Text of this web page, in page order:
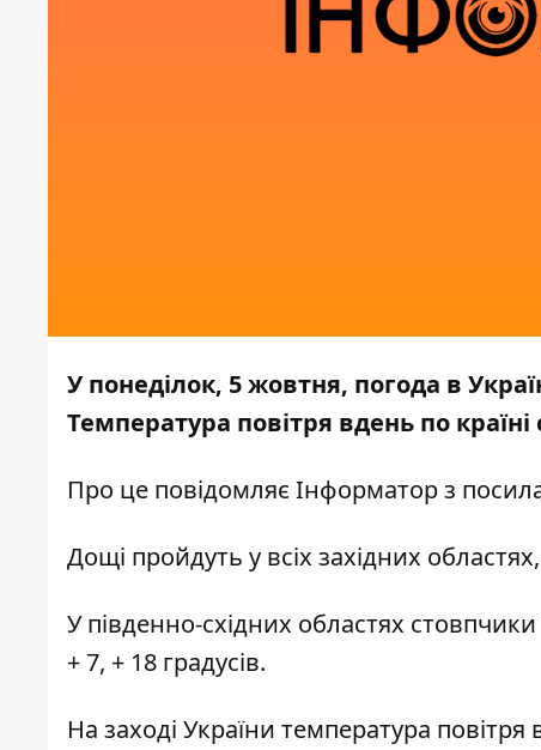
У понеділок, 5 жовтня, погода в
Температура повітря вдень по країні
Про це повідомляє Інформаторз
Дощі пройдуть у всіх західних
У південно-східних областях
+ 7, + 18 градусів.
На заході України температура